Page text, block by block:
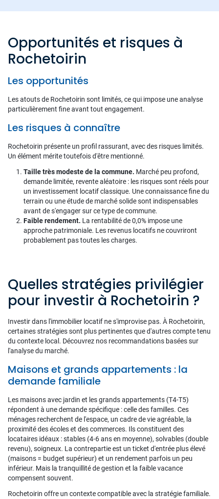
Opportunités et risques à
Rochetoirin
Les opportunités
Les atouts de Rochetoirin sont limités, ce qui impose une analyse
particulièrement fine avant tout engagement.
Les risques à connaître
Rochetoirin présente un profil rassurant, avec des risques limités.
Un élément mérite toutefois d'être mentionné.
Taille très modeste de la commune. Marché peu profond,
demande limitée, revente aléatoire : les risques sont réels pour
un investissement locatif classique. Une connaissance fine du
terrain ou une étude de marché solide sont indispensables
avant de s'engager sur ce type de commune.
Faible rendement. La rentabilité de 0,0% impose une
approche patrimoniale. Les revenus locatifs ne couvriront
probablement pas toutes les charges.
Quelles stratégies privilégier
pour investir à Rochetoirin ?
Investir dans l'immobilier locatif ne s'improvise pas. À Rochetoirin,
certaines stratégies sont plus pertinentes que d'autres compte tenu
du contexte local. Découvrez nos recommandations basées sur
l'analyse du marché.
Maisons et grands appartements : la
demande familiale
Les maisons avec jardin et les grands appartements (T4-T5)
répondent à une demande spécifique : celle des familles. Ces
ménages recherchent de l'espace, un cadre de vie agréable, la
proximité des écoles et des commerces. Ils constituent des
locataires idéaux : stables (4-6 ans en moyenne), solvables (double
revenu), soigneux. La contrepartie est un ticket d'entrée plus élevé
(maisons = budget supérieur) et un rendement parfois un peu
inférieur. Mais la tranquillité de gestion et la faible vacance
compensent souvent.
Rochetoirin offre un contexte compatible avec la stratégie familiale.